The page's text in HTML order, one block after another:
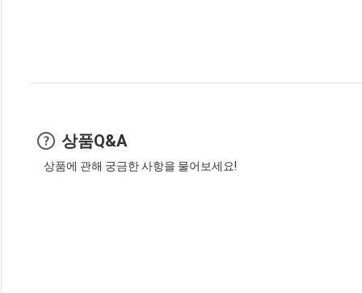
상품Q&A
상품에 관해 궁금한 사항을 물어보세요!